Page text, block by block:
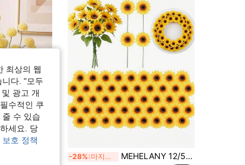
-28% 마지막 3일 MEHELANY 12/5개 인조 해바라기 꽃 머리, 줄기가 있는 사실적인 노란색 해바라기 꽃, 홈 데코, 웨딩, 파티, 가을 추수감사절 DIY 플로럴 장식, DIY 화환 만들기, 홈 화병 장식, 웨딩 테이블탑, 파티, 할로윈 가을 추수감사절 공예 용품에 적합
최상의 웹
다. "모두
광고 개
수적인 쿠
수 있습
세요. 당
호 정책